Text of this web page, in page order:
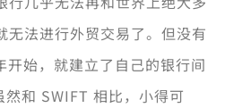
无法进行外贸交易了。但没有
始，就建立了自己的银行间
和 SWIFT 相比，小得可